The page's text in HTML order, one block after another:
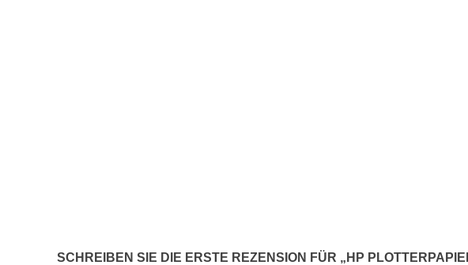
SCHREIBEN SIE DIE ERSTE REZENSION FÜR „HP